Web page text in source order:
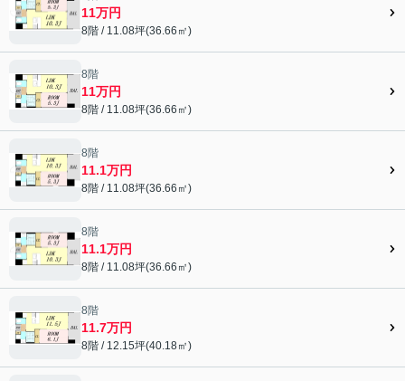
11万円
8階 / 11.08坪(36.66㎡)
8階
11万円
8階 / 11.08坪(36.66㎡)
8階
11.1万円
8階 / 11.08坪(36.66㎡)
8階
11.1万円
8階 / 11.08坪(36.66㎡)
8階
11.7万円
8階 / 12.15坪(40.18㎡)